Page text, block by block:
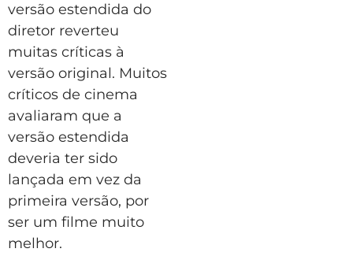
versão estendida do
diretor reverteu
muitas críticas à
versão original. Muitos
críticos de cinema
avaliaram que a
versão estendida
deveria ter sido
lançada em vez da
primeira versão, por
ser um filme muito
melhor.